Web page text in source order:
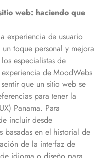
web: haciendo que
experiencia de usuario
toque personal y mejora
especialistas de
de MoodWebs
que un sitio web se
para tener la
Panama. Para
incluir desde
basadas en el historial de
de la interfaz de